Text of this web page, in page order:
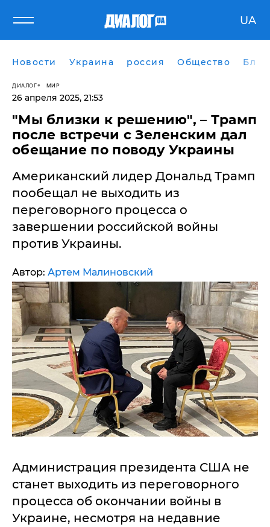
UA
Новости Украина россия Общество
ДИАЛОГ МИР
26 апреля 2025, 21:53
"Мы близки к решению", – Трамп
после встречи с Зеленским дал
обещание по поводу Украины
Американский лидер Дональд Трамп
пообещал не выходить из
переговорного процесса о
завершении российской войны
против Украины.
Автор: Артем Малиновский
Администрация президента США не
станет выходить из переговорного
процесса об окончании войны в
Украине, несмотря на недавние